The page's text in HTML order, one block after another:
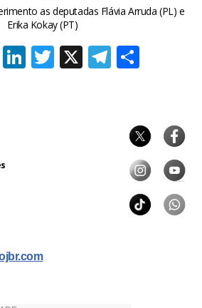
as deputadas Flávia Arruda (PL) e
Erika Kokay (PT)
WhatsApp
LinkedIn
Twitter
X